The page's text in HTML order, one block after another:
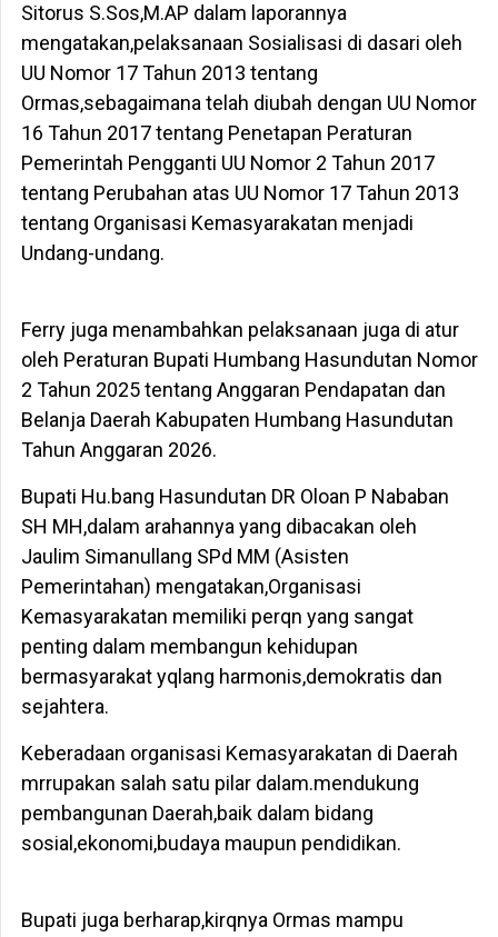
Sitorus S.Sos,M.AP dalam laporannya
mengatakan,pelaksanaan Sosialisasi di dasari oleh
UU Nomor 17 Tahun 2013 tentang
Ormas,sebagaimana telah diubah dengan UU Nomor
16 Tahun 2017 tentang Penetapan Peraturan
Pemerintah Pengganti UU Nomor 2 Tahun 2017
tentang Perubahan atas UU Nomor 17 Tahun 2013
tentang Organisasi Kemasyarakatan menjadi
Undang-undang.
Ferry juga menambahkan pelaksanaan juga di atur
oleh Peraturan Bupati Humbang Hasundutan Nomor
2 Tahun 2025 tentang Anggaran Pendapatan dan
Belanja Daerah Kabupaten Humbang Hasundutan
Tahun Anggaran 2026.
Bupati Hu.bang Hasundutan DR Oloan P Nababan
SH MH,dalam arahannya yang dibacakan oleh
Jaulim Simanullang SPd MM (Asisten
Pemerintahan) mengatakan,Organisasi
Kemasyarakatan memiliki perqn yang sangat
penting dalam membangun kehidupan
bermasyarakat yqlang harmonis,demokratis dan
sejahtera.
Keberadaan organisasi Kemasyarakatan di Daerah
mrrupakan salah satu pilar dalam.mendukung
pembangunan Daerah,baik dalam bidang
sosial,ekonomi,budaya maupun pendidikan.
Bupati juga berharap,kirqnya Ormas mampu